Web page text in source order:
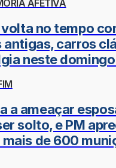
AFETIVA
volta no tempo
antigas, carros
neste
a ameaçar
solto, e PM
de 600